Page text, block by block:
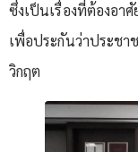
ซึ่งเป็นเรื่องที่ต้องอา
เพื่อประกันว่าประชา
วิกฤต